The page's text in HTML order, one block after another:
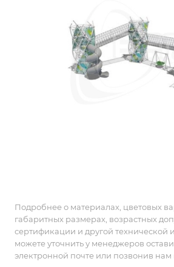
Подробнее о материалах, цветовых
габаритных размерах, возрастных
сертификации и другой
можете уточнить у менеджеров
электронной почте или позвонив нам